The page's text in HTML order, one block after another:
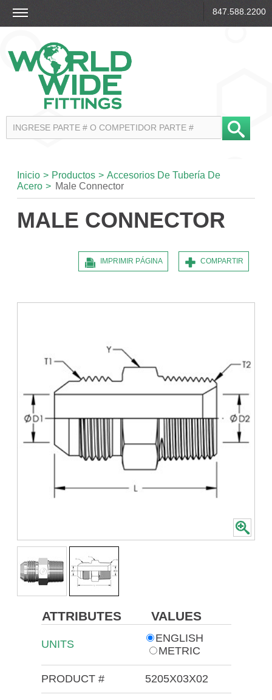
847.588.2200
Inicio > Productos > Accesorios De Tubería De
Acero > Male Connector
MALE CONNECTOR
COMPARTIR
IMPRIMIR PÁGINA
ATTRIBUTES VALUES
UNITS
ENGLISH
METRIC
PRODUCT # 5205X03X02